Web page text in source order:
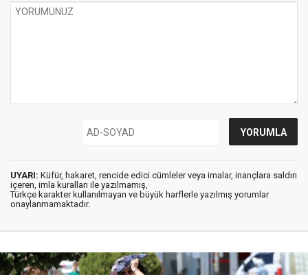
UYARI: Küfür, hakaret, rencide edici cümleler veya imalar, inançlara saldırı
içeren, imla kuralları ile yazılmamış,
Türkçe karakter kullanılmayan ve büyük harflerle yazılmış yorumlar
onaylanmamaktadır.